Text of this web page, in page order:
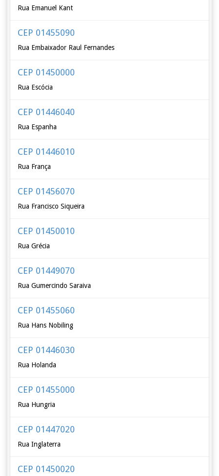
Rua Emanuel Kant
CEP 01455090
Rua Embaixador Raul Fernandes
CEP 01450000
Rua Escócia
CEP 01446040
Rua Espanha
CEP 01446010
Rua França
CEP 01456070
Rua Francisco Siqueira
CEP 01450010
Rua Grécia
CEP 01449070
Rua Gumercindo Saraiva
CEP 01455060
Rua Hans Nobiling
CEP 01446030
Rua Holanda
CEP 01455000
Rua Hungria
CEP 01447020
Rua Inglaterra
CEP 01450020